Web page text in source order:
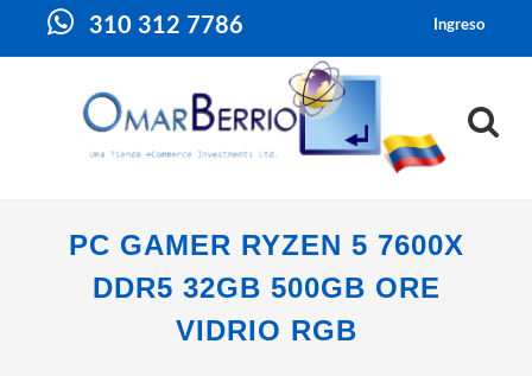
310 312 7786 Ingreso
PC GAMER RYZEN 5 7600X
DDR5 32GB 500GB ORE
VIDRIO RGB